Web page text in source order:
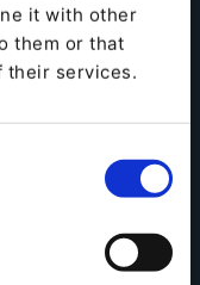
it with other
them or that
their services.